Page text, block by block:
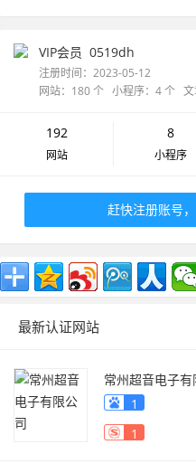
VIP会员 0519dh
注册时间：2023-05-12
网站：180 个 小程序：4 个 文
192
网站
8
小程序
赶快注册账号
最新认证网站
常州超音电子有
1
1